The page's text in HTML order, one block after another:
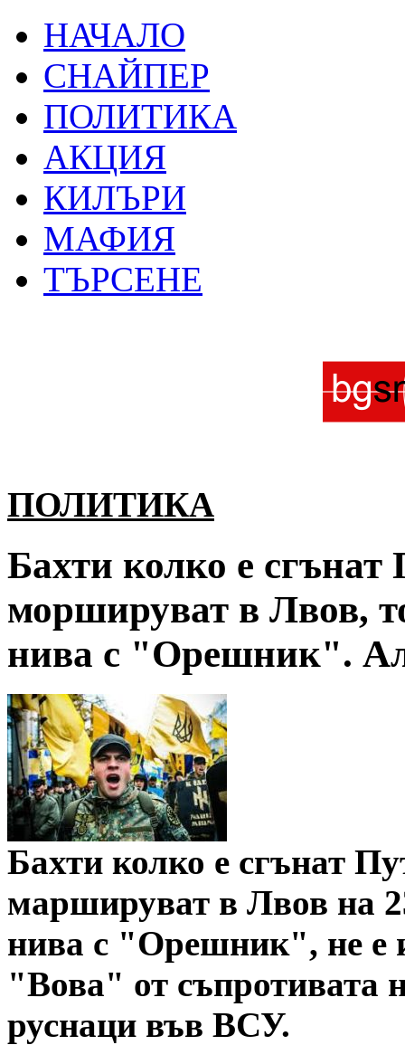
НАЧАЛО
СНАЙПЕР
ПОЛИТИКА
АКЦИЯ
КИЛЪРИ
МАФИЯ
ТЪРСЕНЕ
ПОЛИТИКА
Бахти колко е
моршируват в Лвов,
нива с "Орешник".
Бахти колко е сгънат
маршируват в Лвов на
нива с "Орешник", не е
"Вова" от съпротивата
руснаци във ВСУ.